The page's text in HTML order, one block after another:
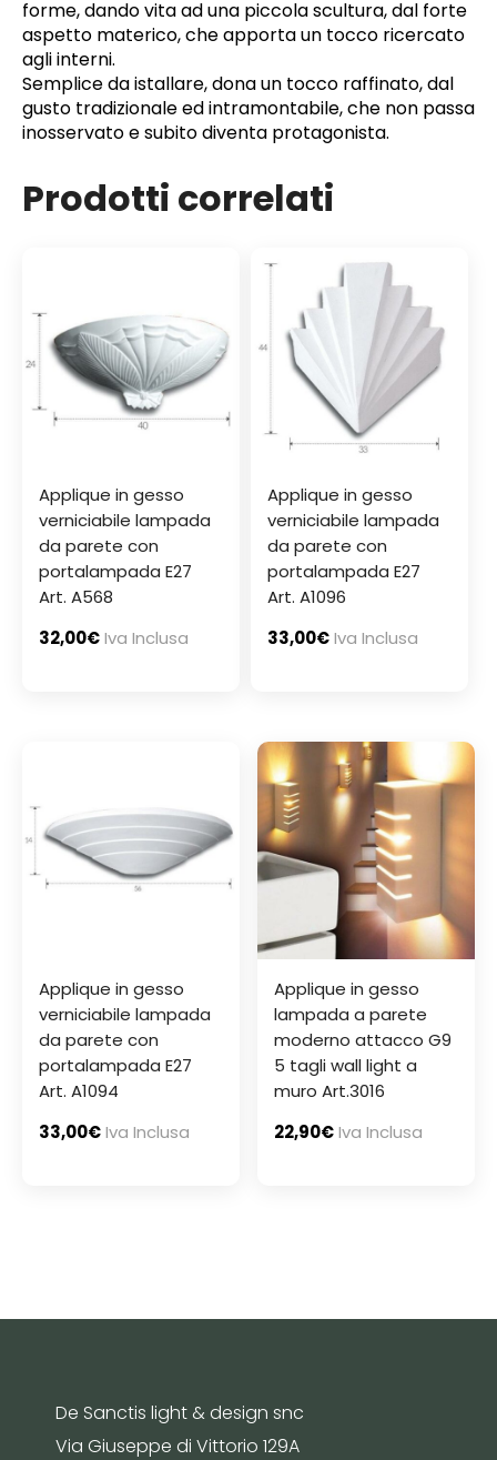
forme, dando vita ad una piccola scultura, dal forte
aspetto materico, che apporta un tocco ricercato
agli interni.
Semplice da istallare, dona un tocco raffinato, dal
gusto tradizionale ed intramontabile, che non passa
inosservato e subito diventa protagonista.
Prodotti correlati
Applique in gesso
verniciabile lampada
da parete con
portalampada E27
Art. A568
32,00€Iva Inclusa
Applique in gesso
verniciabile lampada
da parete con
portalampada E27
Art. A1096
33,00€Iva Inclusa
Applique in gesso
verniciabile lampada
da parete con
portalampada E27
Art. A1094
33,00€Iva Inclusa
Applique in gesso
lampada a parete
moderno attacco G9
5 tagli wall light a
muro Art.3016
22,90€Iva Inclusa
De Sanctis light & design snc
Via Giuseppe di Vittorio 129A